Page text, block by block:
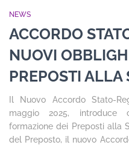
NEWS
ACCORDO
NUOVI
PREPOSTI ALLA
Il Nuovo Accordo Stato-
maggio 2025, introduce
formazione dei Preposti alla
del Preposto, il nuovo